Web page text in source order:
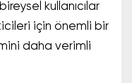
kullanıcılar
için önemli bir
daha verimli